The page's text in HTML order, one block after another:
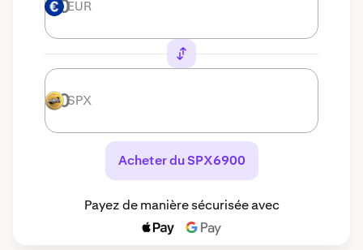
EUR EUR
SPX SPX
Acheter du SPX6900
Payez de manière sécurisée avec